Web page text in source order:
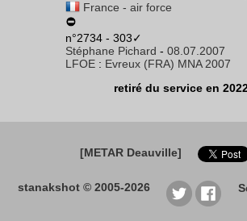
France - air force
n°2734 - 303✓
Stéphane Pichard - 08.07.2007
LFOE : Evreux (FRA) MNA 2007
retiré du service en
[METAR Deauville]
stanakshot © 2005-2026